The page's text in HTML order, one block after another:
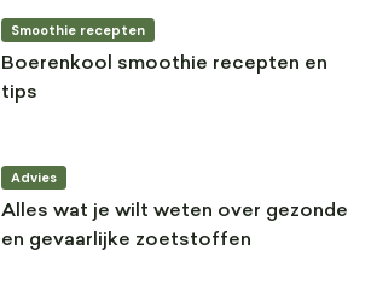
Smoothie recepten
Boerenkool smoothie recepten en
tips
Advies
Alles wat je wilt weten over gezonde
en gevaarlijke zoetstoffen